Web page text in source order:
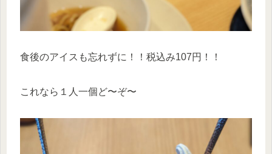
食後のアイスも忘れずに！！税込み107円！！
これなら１人一個ど〜ぞ〜